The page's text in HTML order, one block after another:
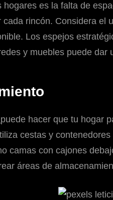
es la falta de
rincón. Considera
Los espejos
y muebles puede dar
puede hacer que tu hogar
cestas y
camas con cajones
áreas de